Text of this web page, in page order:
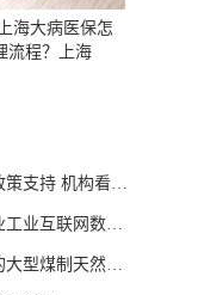
海大病医保怎
流程？上海
机构看好行业高
网数字化转型促
天然气甲烷化技